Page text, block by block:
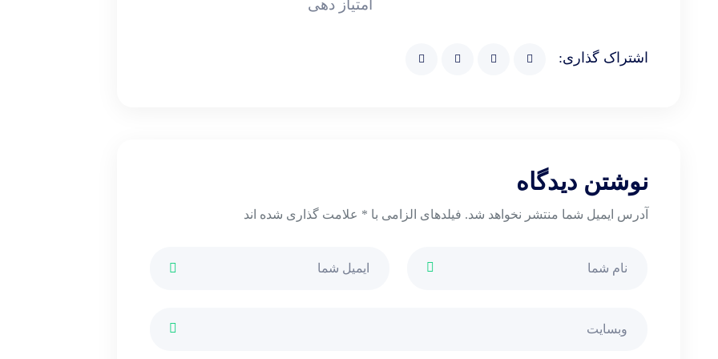
امتیاز دهی
اشتراک گذاری:
نوشتن دیدگاه
آدرس ایمیل شما منتشر نخواهد شد. فیلدهای الزامی با * علامت گذاری شده اند